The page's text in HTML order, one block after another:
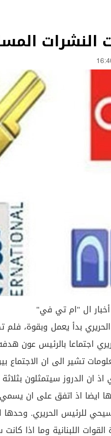
النشرات
ال "ام تي في"
بدأ يعمل وبقوة، فلم
اجتماعا بالرئيس عون
تشير الى ان الاجتماع
اذ ان الدروز سيتمثلون
ايضا اذ اتفق على ان
للرئيس الحريري. وحدها
القوات اللبنانية وما اذا